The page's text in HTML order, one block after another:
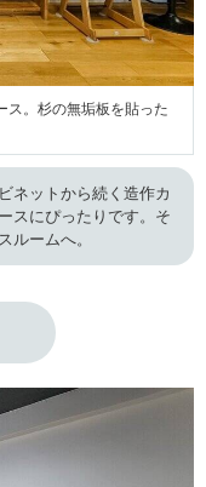
ス。杉の無垢板を貼った
ネットから続く造作カ
スにぴったりです。そ
ルームへ。